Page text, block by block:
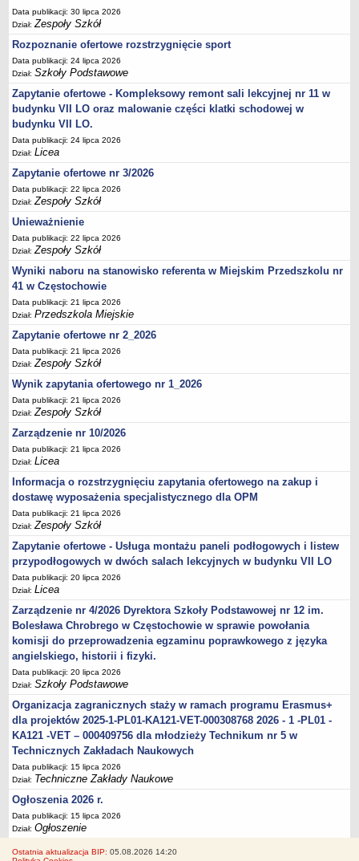
Kontrole
PONOWNE WYKORZYSTYWANIE
Sprawozdania
Deklaracja dostępności
DEKLARACJA DOSTĘPNOŚCI
OŚWIADCZENIA MAJĄTKOWE
PONOWNE WYKORZYSTYWANIE
UDOSTĘPNIANIE INFORMACJI PUBLICZNEJ
OCHRONA DANYCH OSOBOWYCH
Data publikacji: 30 lipca 2026
Dział:Zespoły Szkół
Rozpoznanie ofertowe rozstrzygnięcie sport
Data publikacji: 24 lipca 2026
Dział:Szkoły Podstawowe
Zapytanie ofertowe - Kompleksowy remont sali lekcyjnej nr 11 w
budynku VII LO oraz malowanie części klatki schodowej w
budynku VII LO.
Data publikacji: 24 lipca 2026
Dział:Licea
Zapytanie ofertowe nr 3/2026
Data publikacji: 22 lipca 2026
Dział:Zespoły Szkół
Unieważnienie
Data publikacji: 22 lipca 2026
Dział:Zespoły Szkół
Wyniki naboru na stanowisko referenta w Miejskim Przedszkolu nr
41 w Częstochowie
Data publikacji: 21 lipca 2026
Dział:Przedszkola Miejskie
Zapytanie ofertowe nr 2_2026
Data publikacji: 21 lipca 2026
Dział:Zespoły Szkół
Wynik zapytania ofertowego nr 1_2026
Data publikacji: 21 lipca 2026
Dział:Zespoły Szkół
Zarządzenie nr 10/2026
Data publikacji: 21 lipca 2026
Dział:Licea
Informacja o rozstrzygnięciu zapytania ofertowego na zakup i
dostawę wyposażenia specjalistycznego dla OPM
Data publikacji: 21 lipca 2026
Dział:Zespoły Szkół
Zapytanie ofertowe - Usługa montażu paneli podłogowych i listew
przypodłogowych w dwóch salach lekcyjnych w budynku VII LO
Data publikacji: 20 lipca 2026
Dział:Licea
Zarządzenie nr 4/2026 Dyrektora Szkoły Podstawowej nr 12 im.
Bolesława Chrobrego w Częstochowie w sprawie powołania
komisji do przeprowadzenia egzaminu poprawkowego z języka
angielskiego, historii i fizyki.
Data publikacji: 20 lipca 2026
Dział:Szkoły Podstawowe
Organizacja zagranicznych staży w ramach programu Erasmus+
dla projektów 2025-1-PL01-KA121-VET-000308768 2026 - 1 -PL01 -
KA121 -VET – 000409756 dla młodzieży Technikum nr 5 w
Technicznych Zakładach Naukowych
Data publikacji: 15 lipca 2026
Dział: Techniczne Zakłady Naukowe
Ogłoszenia 2026 r.
Data publikacji: 15 lipca 2026
Dział:Ogłoszenie
Ostatnia aktualizacja BIP: 05.08.2026 14:20